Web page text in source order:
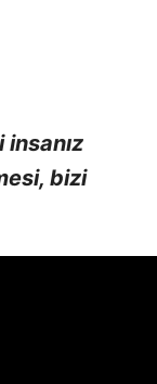
bizi